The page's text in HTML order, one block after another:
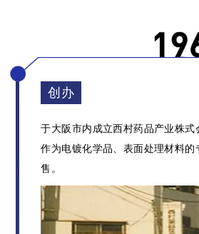
创办
于大阪市内成立西村药品产业株式
作为电镀化学品、表面处理材料的
售。